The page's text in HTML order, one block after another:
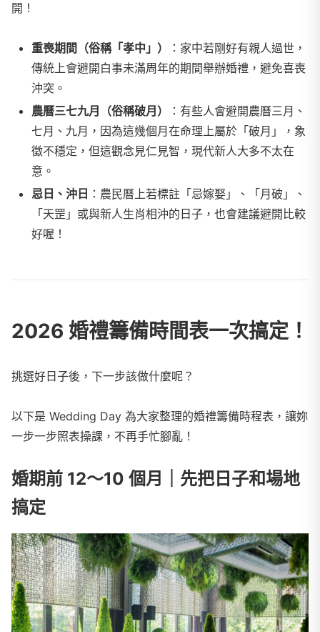
開！
重喪期間（俗稱「孝中」）
：家中若剛好有親人過世，
傳統上會避開白事未滿周年的期間舉辦婚禮，避免喜喪
沖突。
農曆三七九月（俗稱破月）
：有些人會避開農曆三月、
七月、九月，因為這幾個月在命理上屬於「破月」，象
徵不穩定，但這觀念見仁見智，現代新人大多不太在
意。
忌日、沖日 ：農民曆上若標註「忌嫁娶」、「月破」、
「天罡」或與新人生肖相沖的日子，也會建議避開比較
好喔！
2026 婚禮籌備時間表一次搞定！
挑選好日子後，下一步該做什麼呢？
以下是 Wedding Day 為大家整理的婚禮籌備時程表，讓妳
一步一步照表操課，不再手忙腳亂！
婚期前 12～10 個月｜先把日子和場地
搞定